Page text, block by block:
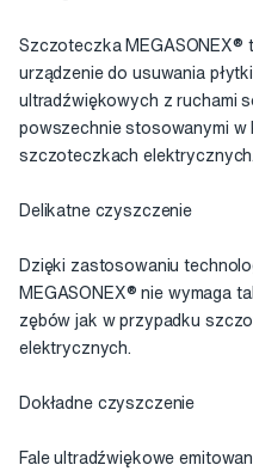
Szczoteczka MEGASONEX®
urządzenie do usuwania
ultradźwiękowych z ruchami
powszechnie stosowanymi w
szczoteczkach elektrycznych.
Delikatne czyszczenie
Dzięki zastosowaniu
MEGASONEX® nie wymaga
zębów jak w przypadku
elektrycznych.
Dokładne czyszczenie
Fale ultradźwiękowe